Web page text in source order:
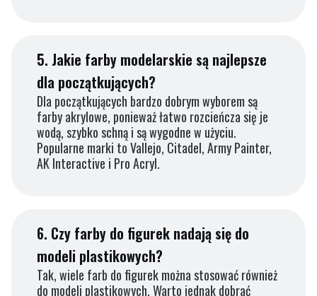
5. Jakie farby modelarskie są najlepsze
dla początkujących?
Dla początkujących bardzo dobrym wyborem są
farby akrylowe, ponieważ łatwo rozcieńcza się je
wodą, szybko schną i są wygodne w użyciu.
Popularne marki to Vallejo, Citadel, Army Painter,
AK Interactive i Pro Acryl.
6. Czy farby do figurek nadają się do
modeli plastikowych?
Tak, wiele farb do figurek można stosować również
do modeli plastikowych. Warto jednak dobrać